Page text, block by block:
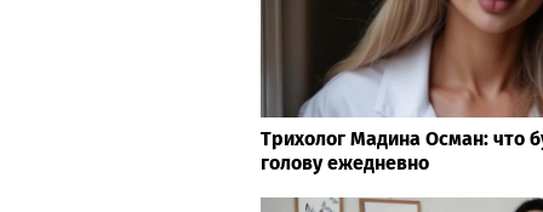
Трихолог Мадина Осман: что
голову ежедневно